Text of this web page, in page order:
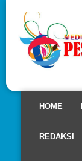
HOME
REDAKSI